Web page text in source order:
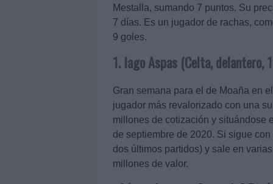
Mestalla, sumando 7 puntos. Su
7 días. Es un jugador de rachas,
9 goles.
1. Iago Aspas (Celta,
Gran semana para el de Moaña en
jugador más revalorizado con una
millones de cotización y situándose
de septiembre de 2020. Si sigue
dos últimos partidos) y sale en
millones de valor.